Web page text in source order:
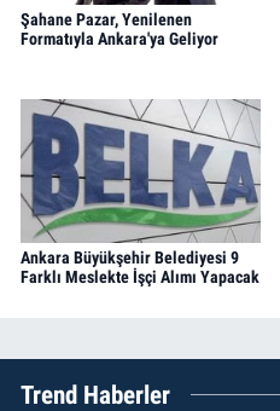
Şahane Pazar, Yenilenen
Formatıyla Ankara'ya Geliyor
Ankara Büyükşehir Belediyesi 9
Farklı Meslekte İşçi Alımı Yapacak
Trend Haberler